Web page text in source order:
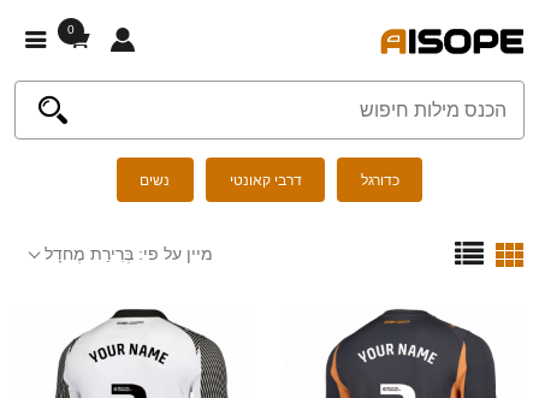
0
כדורגל דרבי קאונטי נשים
מיין על פי: בְּרִירַת מֶחדָל